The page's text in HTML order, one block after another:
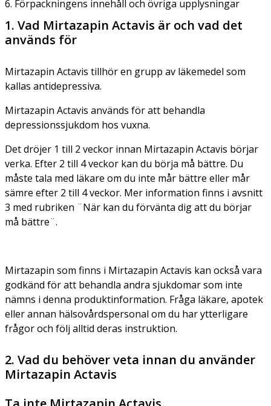
6. Förpackningens innehåll och övriga upplysningar
1. Vad Mirtazapin Actavis är och vad det
används för
Mirtazapin Actavis tillhör en grupp av läkemedel som
kallas antidepressiva.
Mirtazapin Actavis används för att behandla
depressionssjukdom hos vuxna.
Det dröjer 1 till 2 veckor innan Mirtazapin Actavis börjar
verka. Efter 2 till 4 veckor kan du börja må bättre. Du
måste tala med läkare om du inte mår bättre eller mår
sämre efter 2 till 4 veckor. Mer information finns i avsnitt
3 med rubriken ¨När kan du förvänta dig att du börjar
må bättre¨.
Mirtazapin som finns i Mirtazapin Actavis kan också vara
godkänd för att behandla andra sjukdomar som inte
nämns i denna produktinformation. Fråga läkare, apotek
eller annan hälsovårdspersonal om du har ytterligare
frågor och följ alltid deras instruktion.
2. Vad du behöver veta innan du använder
Mirtazapin Actavis